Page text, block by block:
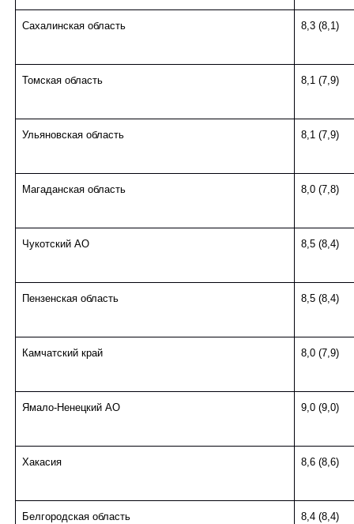
Сахалинская область 8,3 (8,1)
Томская область 8,1 (7,9)
Ульяновская область 8,1 (7,9)
Магаданская область 8,0 (7,8)
Чукотский АО 8,5 (8,4)
Пензенская область 8,5 (8,4)
Камчатский край 8,0 (7,9)
Ямало-Ненецкий АО 9,0 (9,0)
Хакасия 8,6 (8,6)
Белгородская область 8,4 (8,4)